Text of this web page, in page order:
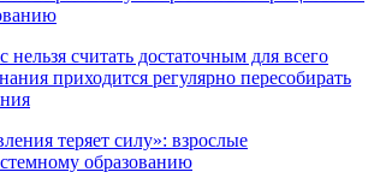
нельзя считать достаточным для всего
приходится регулярно пересобирать